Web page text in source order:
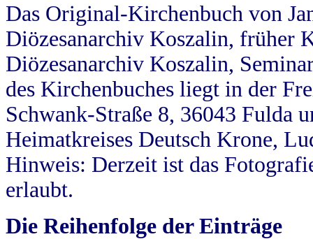
Das Original-Kirchenbuch von
Diözesanarchiv Koszalin, früher
Diözesanarchiv Koszalin,
des Kirchenbuches liegt in der
Schwank-Straße 8, 36043 Fulda
Heimatkreises Deutsch Krone,
Hinweis: Derzeit ist das
erlaubt.
Die Reihenfolge der Einträge